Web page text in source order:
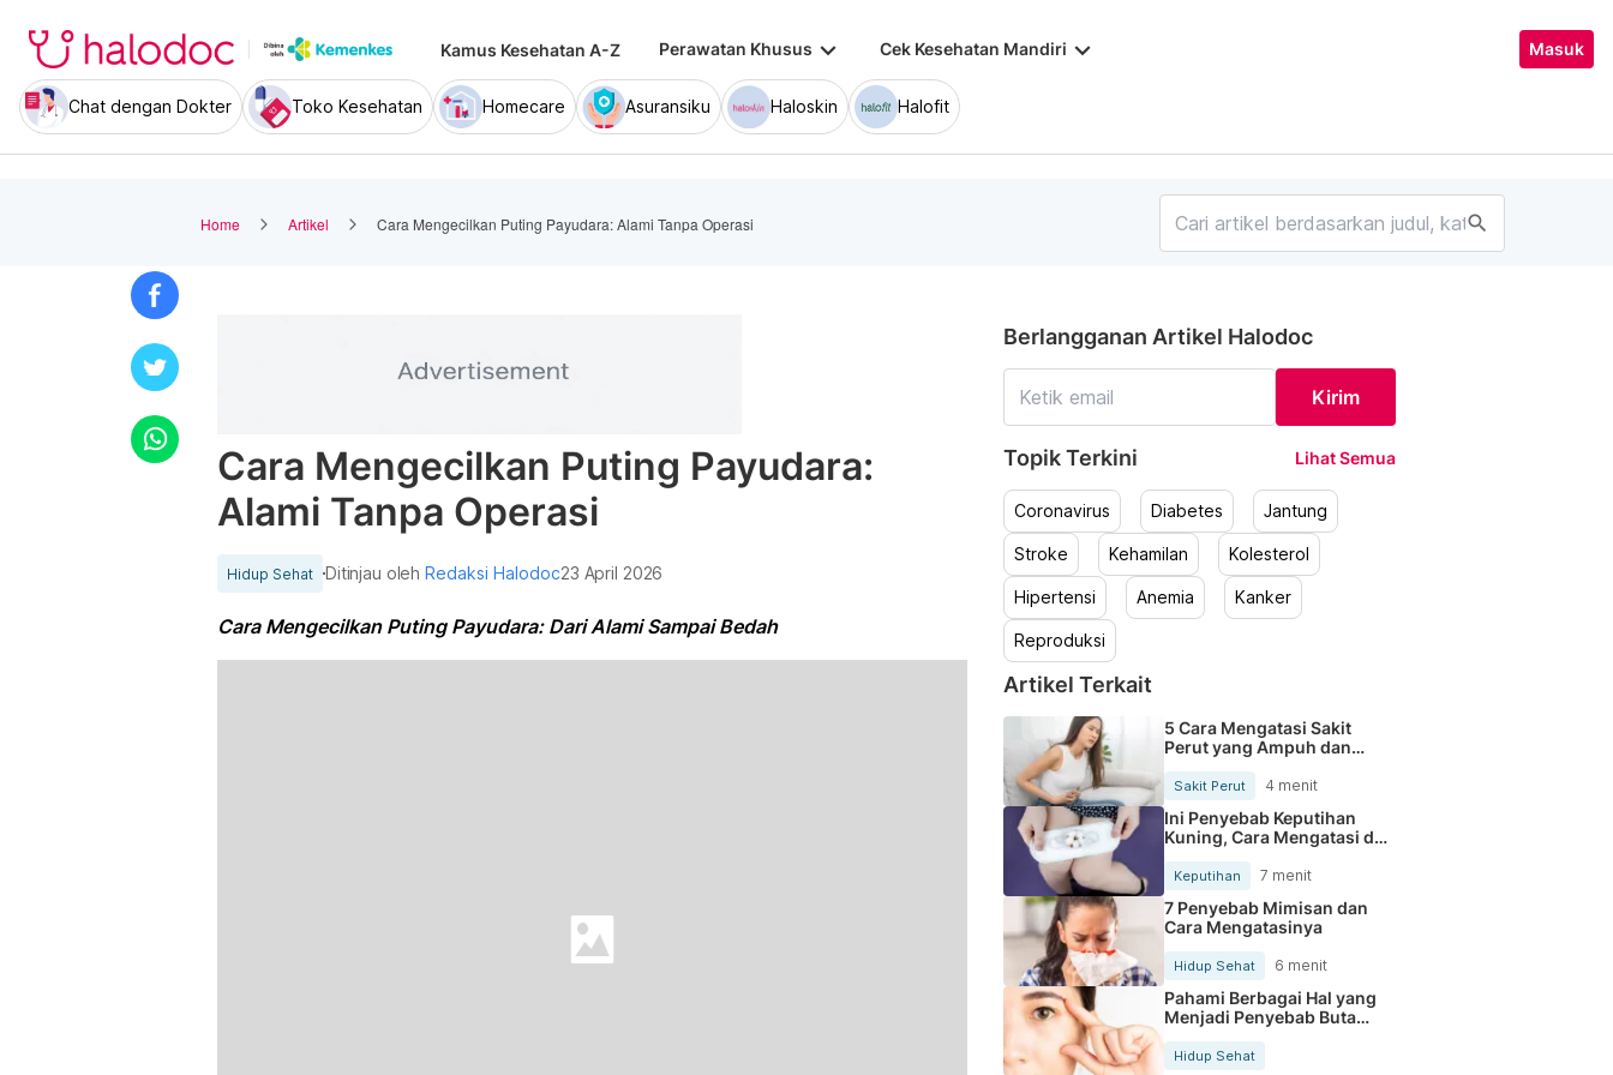
Kamus Kesehatan A-Z Perawatan Khusus keyboard_arrow_down Cek Kesehatan Mandiri keyboard_arrow_down Masuk
Chat dengan Dokter Toko Kesehatan Homecare Asuransiku Haloskin Halofit
Home Artikel Cara Mengecilkan Puting Payudara: Alami Tanpa Operasi search
Cara Mengecilkan Puting Payudara:
Alami Tanpa Operasi
Hidup Sehat Ditinjau olehRedaksi Halodoc23 April 2026
Cara Mengecilkan Puting Payudara: Dari Alami Sampai Bedah
Berlangganan Artikel Halodoc
Kirim
Topik Terkini Lihat Semua
Coronavirus Diabetes Jantung
Stroke Kehamilan Kolesterol
Hipertensi Anemia Kanker
Reproduksi
Artikel Terkait
5 Cara Mengatasi Sakit
Perut yang Ampuh dan
Sakit Perut 4 menit
Ini Penyebab Keputihan
Kuning, Cara Mengatasi dan
Keputihan 7 menit
7 Penyebab Mimisan dan
Cara Mengatasinya
Hidup Sehat 6 menit
Pahami Berbagai Hal yang
Menjadi Penyebab Buta
Hidup Sehat